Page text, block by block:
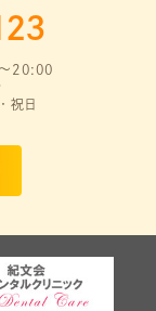
～20:00
祝日